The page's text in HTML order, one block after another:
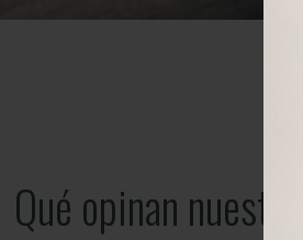
Qué opinan